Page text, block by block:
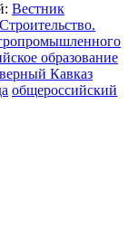
Вестник
образование
Кавказ
общероссийский